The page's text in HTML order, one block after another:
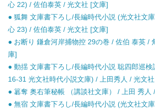
心 22) / 佐伯泰英 / 光文社 [文庫]
● 狐舞 文庫書下ろし/長編時代小説 (光文社文
心 23) / 佐伯泰英 / 光文社 [文庫]
● お断り 鎌倉河岸捕物控 29の巻 / 佐伯 泰英 /
庫]
● 動揺 文庫書下ろし/長編時代小説 聡四郎巡検
16-31 光文社時代小説文庫) / 上田秀人 / 光文
● 簒奪 奥右筆秘帳 （講談社文庫） / 上田 秀人
● 無宿 文庫書下ろし/長編時代小説 (光文社文